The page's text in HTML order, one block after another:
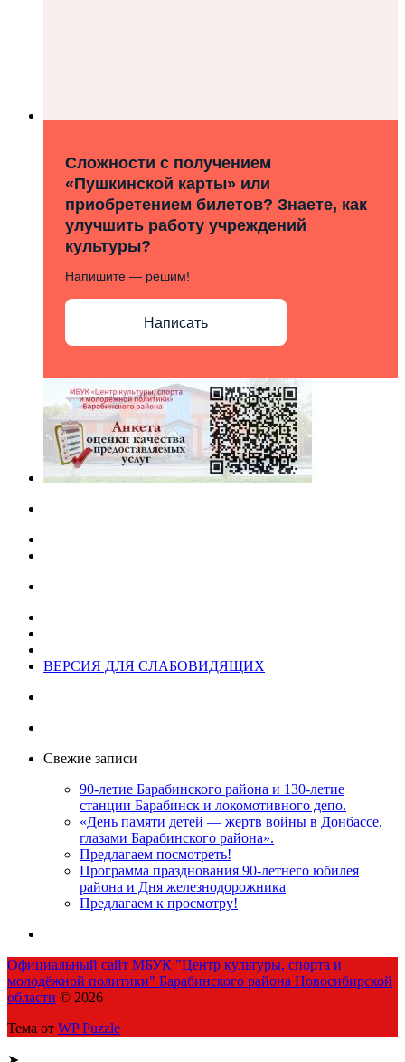
Сложности с получением
«Пушкинской карты» или
приобретением билетов? Знаете, как
улучшить работу учреждений
культуры?
Напишите — решим!
Написать
ВЕРСИЯ ДЛЯ СЛАБОВИДЯЩИХ
Свежие записи
90-летие Барабинского района и 130-летие
станции Барабинск и локомотивного депо.
«День памяти детей — жертв войны в Донбассе,
глазами Барабинского района».
Предлагаем посмотреть!
Программа празднования 90-летнего юбилея
района и Дня железнодорожника
Предлагаем к просмотру!
Официальный сайт МБУК "Центр культуры, спорта и
молодёжной политики" Барабинского района Новосибирской
области © 2026
Тема от WP Puzzle